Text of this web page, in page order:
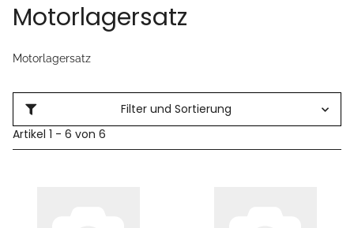
Motorlagersatz
Motorlagersatz
Filter und Sortierung
Artikel 1 - 6 von 6